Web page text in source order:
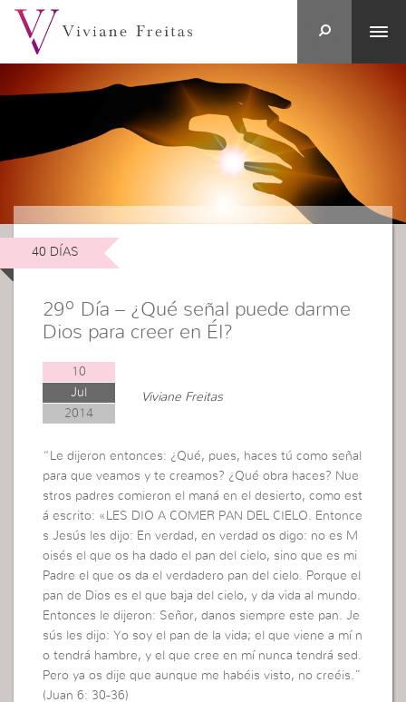
40 DÍAS
29º Día – ¿Qué señal puede darme
Dios para creer en Él?
10
Jul
2014
Viviane Freitas
“Le dijeron entonces: ¿Qué, pues, haces tú como señal
para que veamos y te creamos? ¿Qué obra haces? Nue
stros padres comieron el maná en el desierto, como est
á escrito: «LES DIO A COMER PAN DEL CIELO. Entonce
s Jesús les dijo: En verdad, en verdad os digo: no es M
oisés el que os ha dado el pan del cielo, sino que es mi
Padre el que os da el verdadero pan del cielo. Porque el
pan de Dios es el que baja del cielo, y da vida al mundo.
Entonces le dijeron: Señor, danos siempre este pan. Je
sús les dijo: Yo soy el pan de la vida; el que viene a mí n
o tendrá hambre, y el que cree en mí nunca tendrá sed.
Pero ya os dije que aunque me habéis visto, no creéis.”
(Juan 6: 30-36)